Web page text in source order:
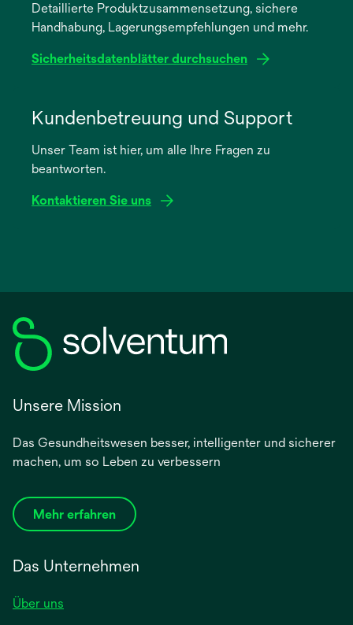
neuen
Registerkarte
Detaillierte Produktzusammensetzung, sichere
Handhabung, Lagerungsempfehlungen und mehr.
Sicherheitsdatenblätter durchsuchen
neuen
Registerkarte
Kundenbetreuung und Support
Unser Team ist hier, um alle Ihre Fragen zu
beantworten.
Kontaktieren Sie uns
Unsere Mission
Das Gesundheitswesen besser, intelligenter und sicherer
machen, um so Leben zu verbessern
Mehr erfahren
Das Unternehmen
Über uns